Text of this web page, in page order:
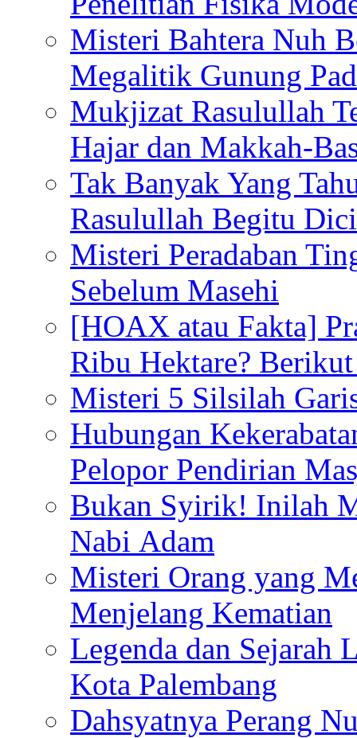
Misteri Bahtera Nuh
Megalitik Gunung
Mukjizat Rasulullah
Hajar dan Makkah-
Tak Banyak Yang
Rasulullah Begitu
Misteri Peradaban
Sebelum Masehi
[HOAX atau Fakta]
Ribu Hektare?
Misteri 5 Silsilah
Hubungan
Pelopor Pendirian
Bukan Syirik! Inilah
Nabi Adam
Misteri Orang yang
Menjelang Kematian
Legenda dan Sejarah
Kota Palembang
Dahsyatnya Perang